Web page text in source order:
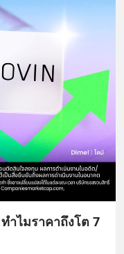
ำไมราคาถึงโต 7